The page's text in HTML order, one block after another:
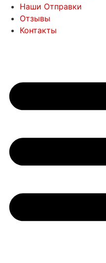
Наши Отправки
Отзывы
Контакты